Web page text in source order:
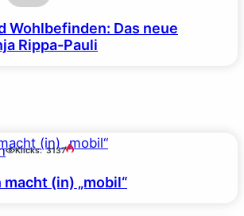
Wohlbefinden: Das neue
Rippa-Pauli
Klicks: 3137
(in) „mobil“